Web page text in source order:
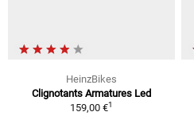
HeinzBikes
Clignotants Armatures Led
159,00 €1